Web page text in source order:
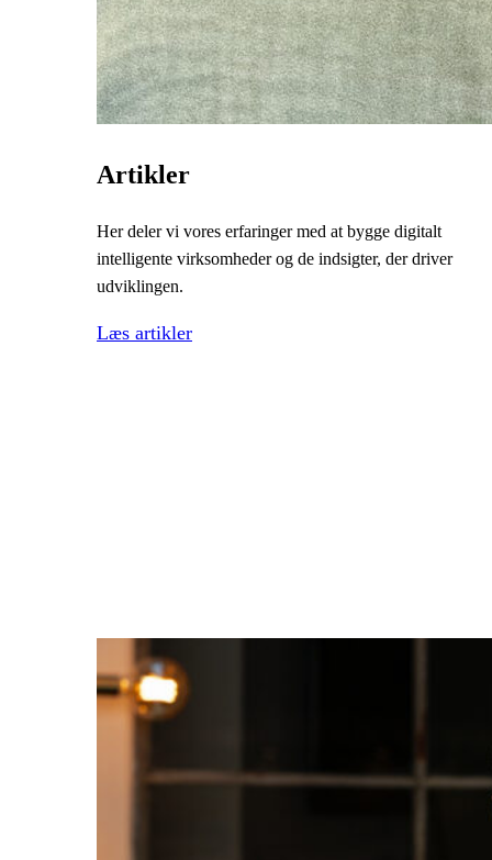
Artikler
Her deler vi vores erfaringer med at bygge digitalt
intelligente virksomheder og de indsigter, der driver
udviklingen.
Læs artikler